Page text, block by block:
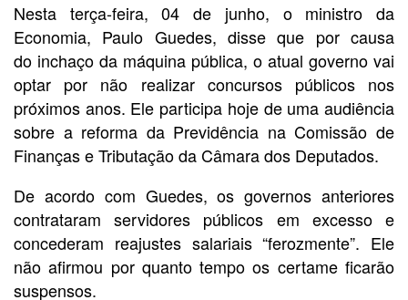
Nesta terça-feira, 04 de junho, o ministro da
Economia, Paulo Guedes, disse que por causa
do inchaço da máquina pública, o atual governo vai
optar por não realizar concursos públicos nos
próximos anos. Ele participa hoje de uma audiência
sobre a reforma da Previdência na Comissão de
Finanças e Tributação da Câmara dos Deputados.
De acordo com Guedes, os governos anteriores
contrataram servidores públicos em excesso e
concederam reajustes salariais “ferozmente”. Ele
não afirmou por quanto tempo os certame ficarão
suspensos.